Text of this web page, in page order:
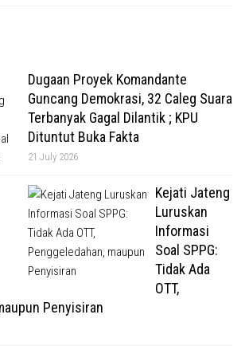
Dugaan Proyek Komandante
Guncang Demokrasi, 32 Caleg Suara
Terbanyak Gagal Dilantik ; KPU
Dituntut Buka Fakta
21 July 2026
Kejati Jateng
Luruskan
Informasi
Soal SPPG:
Tidak Ada
OTT,
Penyisiran